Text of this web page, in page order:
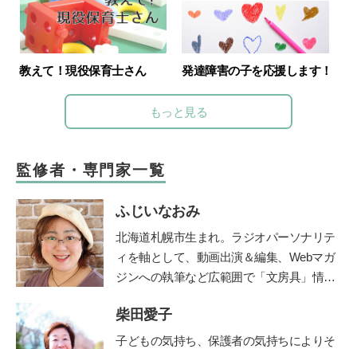
教えて！現役保育士さん 発達障害の子を応援します！
もっと見る
監修者・専門家一覧
ふじいなおみ
北海道札幌市生まれ。ラジオパーソナリテ
ィを軸として、動画出演＆編集、Webマガ
ジンへの執筆など広範囲で「文房具」情報
て活動。社会人になったときに両親から贈
られた万年筆に、黒以外の様々な色のイン
柴田愛子
子どもの気持ち、保護者の気持ちによりそ